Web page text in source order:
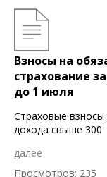
Взносы на
страхование
до 1 июля
Страховые
дохода свыше 300
далее
Просмотров: 235